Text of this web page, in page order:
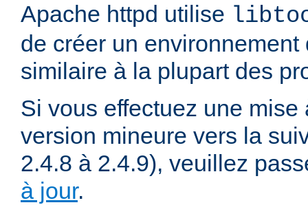
Apache httpd utilise
de créer un environnement
similaire à la plupart des
Si vous effectuez une
version mineure vers la
2.4.8 à 2.4.9), veuillez
à jour.